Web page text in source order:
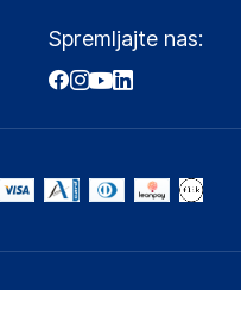
Spremljajte nas: